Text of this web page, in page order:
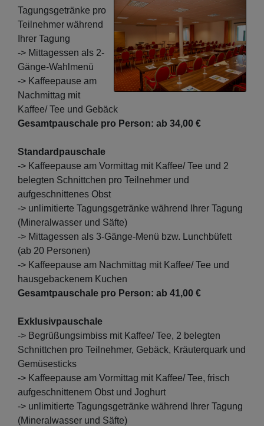
Tagungsgetränke pro
Teilnehmer während
Ihrer Tagung
-> Mittagessen als 2-
Gänge-Wahlmenü
-> Kaffeepause am
Nachmittag mit
Kaffee/ Tee und Gebäck
Gesamtpauschale pro Person: ab 34,00 €
Standardpauschale
-> Kaffeepause am Vormittag mit Kaffee/ Tee und 2
belegten Schnittchen pro Teilnehmer und
aufgeschnittenes Obst
-> unlimitierte Tagungsgetränke während Ihrer Tagung
(Mineralwasser und Säfte)
-> Mittagessen als 3-Gänge-Menü bzw. Lunchbüfett
(ab 20 Personen)
-> Kaffeepause am Nachmittag mit Kaffee/ Tee und
hausgebackenem Kuchen
Gesamtpauschale pro Person: ab 41,00 €
Exklusivpauschale
-> Begrüßungsimbiss mit Kaffee/ Tee, 2 belegten
Schnittchen pro Teilnehmer, Gebäck, Kräuterquark und
Gemüsesticks
-> Kaffeepause am Vormittag mit Kaffee/ Tee, frisch
aufgeschnittenem Obst und Joghurt
-> unlimitierte Tagungsgetränke während Ihrer Tagung
(Mineralwasser und Säfte)